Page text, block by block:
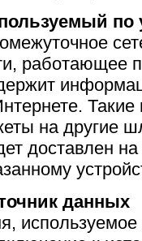
работающее
на другие
доставлен
данных